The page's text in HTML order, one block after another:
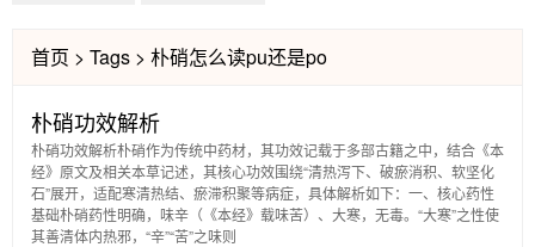
首页 > Tags > 朴硝怎么读pu还是po
朴硝功效解析
朴硝功效解析朴硝作为传统中药材，其功效记载于多部古籍之中，结合《本
经》原文及相关本草记述，其核心功效围绕“清热泻下、破瘀消积、软坚化
石”展开，适配寒清热结、瘀滞积聚等病症，具体解析如下：一、核心药性
基础朴硝药性明确，味辛（《本经》载味苦）、大寒，无毒。“大寒”之性使
其善清体内热邪，“辛”“苦”之味则